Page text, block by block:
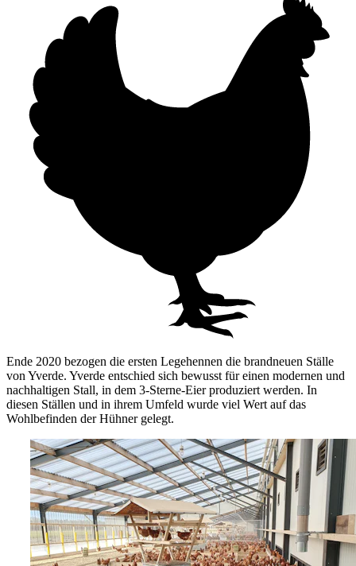
Ende 2020 bezogen die ersten Legehennen die brandneuen Ställe
von Yverde. Yverde entschied sich bewusst für einen modernen und
nachhaltigen Stall, in dem 3-Sterne-Eier produziert werden. In
diesen Ställen und in ihrem Umfeld wurde viel Wert auf das
Wohlbefinden der Hühner gelegt.